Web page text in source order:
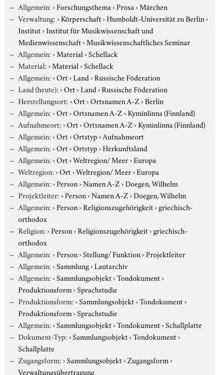
Allgemein:›Forschungsthema›Prosa›Märchen
Verwaltung:›Körperschaft›Humboldt-Universität zu Berlin›
Institut›Institut für Musikwissenschaft und
Medienwissenschaft›Musikwissenschaftliches Seminar
Allgemein:›Material›Schellack
Material:›Material›Schellack
Allgemein:›Ort›Land›Russische Föderation
Land (heute):›Ort›Land›Russische Föderation
Herstellungsort:›Ort›Ortsnamen A-Z›Berlin
Allgemein:›Ort›Ortsnamen A-Z›Kyminlinna (Finnland)
Aufnahmeort:›Ort›Ortsnamen A-Z›Kyminlinna (Finnland)
Allgemein:›Ort›Ortstyp›Aufnahmeort
Allgemein:›Ort›Ortstyp›Herkunftsland
Allgemein:›Ort›Weltregion/ Meer›Europa
Weltregion:›Ort›Weltregion/ Meer›Europa
Allgemein:›Person›Namen A-Z›Doegen, Wilhelm
Projektleiter:›Person›Namen A-Z›Doegen, Wilhelm
Allgemein:›Person›Religionszugehörigkeit›griechisch-
orthodox
Religion:›Person›Religionszugehörigkeit›griechisch-
orthodox
Allgemein:›Person›Stellung/ Funktion›Projektleiter
Allgemein:›Sammlung›Lautarchiv
Allgemein:›Sammlungsobjekt›Tondokument›
Produktionsform›Sprachstudie
Produktionsform:›Sammlungsobjekt›Tondokument›
Produktionsform›Sprachstudie
Allgemein:›Sammlungsobjekt›Tondokument›Schallplatte
Dokument-Typ:›Sammlungsobjekt›Tondokument›
Schallplatte
Zugangsform:›Sammlungsobjekt›Zugangsform›
Verwaltungsübertragung